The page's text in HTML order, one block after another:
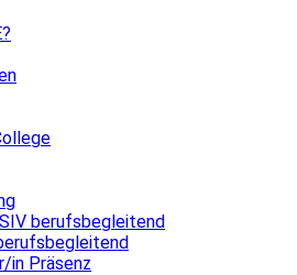
berufsbegleitend
in Präsenz